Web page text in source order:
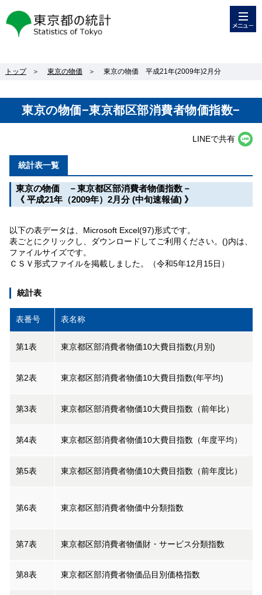
東京都の統計
トップ ＞ 東京の物価 ＞ 東京の物価 平成21年(2009年)2月分
東京の物価−東京都区部消費者物価指数−
LINEで共有
統計表一覧
東京の物価 －東京都区部消費者物価指数－
《 平成21年（2009年）2月分 (中旬速報値) 》
以下の表データは、Microsoft Excel(97)形式です。
表ごとにクリックし、ダウンロードしてご利用ください。()内は、
ファイルサイズです。
ＣＳＶ形式ファイルを掲載しました。（令和5年12月15日）
統計表
表番号 表名称
第1表 東京都区部消費者物価10大費目指数(月別)
第2表 東京都区部消費者物価10大費目指数(年平均)
第3表 東京都区部消費者物価10大費目指数（前年比）
第4表 東京都区部消費者物価10大費目指数（年度平均）
第5表 東京都区部消費者物価10大費目指数（前年度比）
第6表 東京都区部消費者物価中分類指数
第7表 東京都区部消費者物価財・サービス分類指数
第8表 東京都区部消費者物価品目別価格指数